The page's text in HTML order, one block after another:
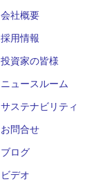
会社概要
採用情報
投資家の皆様
ニュースルーム
サステナビリティ
お問合せ
ブログ
ビデオ